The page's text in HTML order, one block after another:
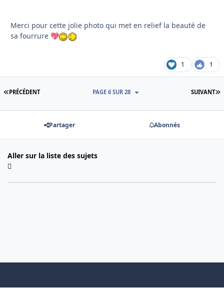
Merci pour cette jolie photo qui met en relief la beauté de
sa fourrure 💖
1 1
PREMIÈRE PAGE
PRÉCÉDENT SUIVANT
PAGE 6 SUR 28
Partager Abonnés
Aller sur la liste des sujets